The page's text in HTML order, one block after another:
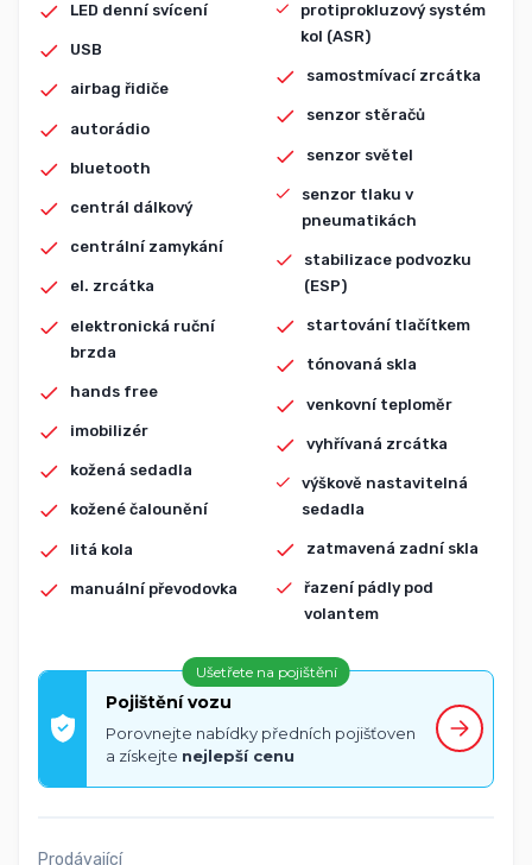
LED denní svícení
USB
airbag řidiče
autorádio
bluetooth
centrál dálkový
centrální zamykání
el. zrcátka
elektronická ruční
brzda
hands free
imobilizér
kožená sedadla
kožené čalounění
litá kola
manuální převodovka
protiprokluzový systém
kol (ASR)
samostmívací zrcátka
senzor stěračů
senzor světel
senzor tlaku v
pneumatikách
stabilizace podvozku
(ESP)
startování tlačítkem
tónovaná skla
venkovní teploměr
vyhřívaná zrcátka
výškově nastavitelná
sedadla
zatmavená zadní skla
řazení pádly pod
volantem
Ušetřete na pojištění
Pojištění vozu
Porovnejte nabídky předních pojišťoven
a získejte nejlepší cenu
Prodávající